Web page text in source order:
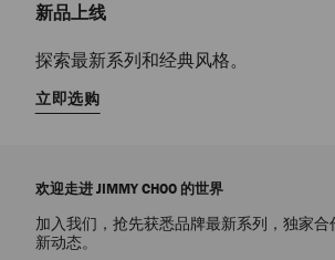
新品上线
探索最新系列和经典风格。
立即选购
欢迎走进 JIMMY CHOO 的世界
加入我们，抢先获悉品牌最新系列，独家合
新动态。